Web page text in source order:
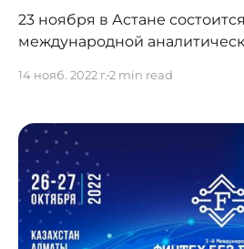
23 ноября в Астане
международной
— выход за рамки цифровой
Организации госсектора
использования данных для
законов, предоставления
повышения операционной
Больше не остается
14 нояб. 2022 г.2 min read